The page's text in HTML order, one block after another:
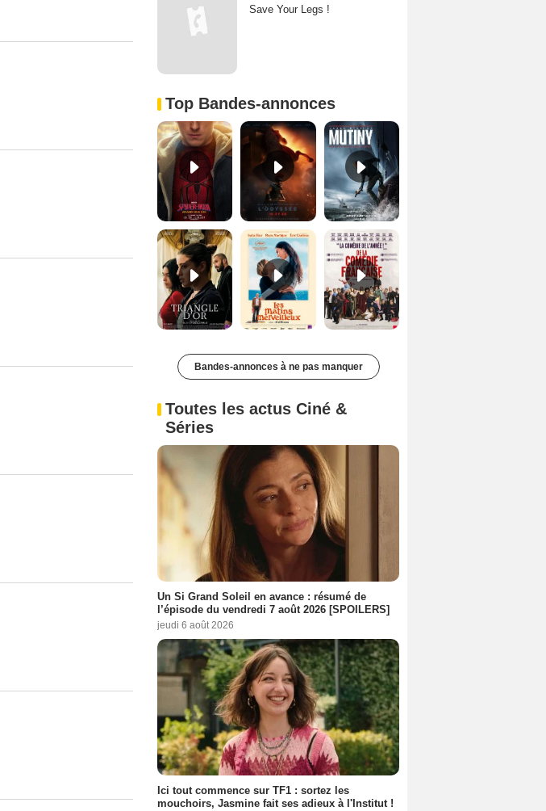
Save Your Legs !
Top Bandes-annonces
Spider-Man: Brand New Day Bande-annonce VO STFR L'Odyssée Bande-annonce VO STFR
Les Matins merveilleux Bande-annonce VF De la Comédie-Française Teaser VF
Bandes-annonces à ne pas manquer
Toutes les actus Ciné &
Séries
Un Si Grand Soleil en avance : résumé de
l’épisode du vendredi 7 août 2026 [SPOILERS]
jeudi 6 août 2026
Ici tout commence sur TF1 : sortez les
mouchoirs, Jasmine fait ses adieux à l'Institut !